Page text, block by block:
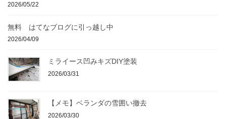
2026/05/22
無料 はてなブログに引っ越し中
2026/04/09
ミライース凹みキズDIY塗装
2026/03/31
【メモ】ベランダの雪囲い撤去
2026/03/30